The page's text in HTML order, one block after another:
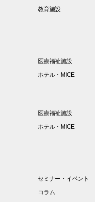
教育施設
医療福祉施設
ホテル・MICE
医療福祉施設
ホテル・MICE
セミナー・イベント
コラム